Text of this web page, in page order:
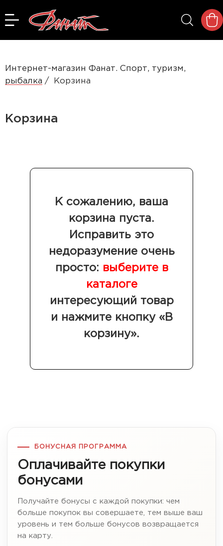
Интернет-магазин Фанат. Спорт, туризм,
рыбалка
Корзина
Корзина
К сожалению, ваша
корзина пуста.
Исправить это
недоразумение очень
просто: выберите в
каталоге
интересующий товар
и нажмите кнопку «В
корзину».
БОНУСНАЯ ПРОГРАММА
Оплачивайте покупки
бонусами
Получайте бонусы с каждой покупки: чем
больше покупок вы совершаете, тем выше ваш
уровень и тем больше бонусов возвращается
на карту.